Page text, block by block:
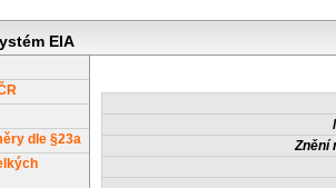
EIA
dle §23a
Znění